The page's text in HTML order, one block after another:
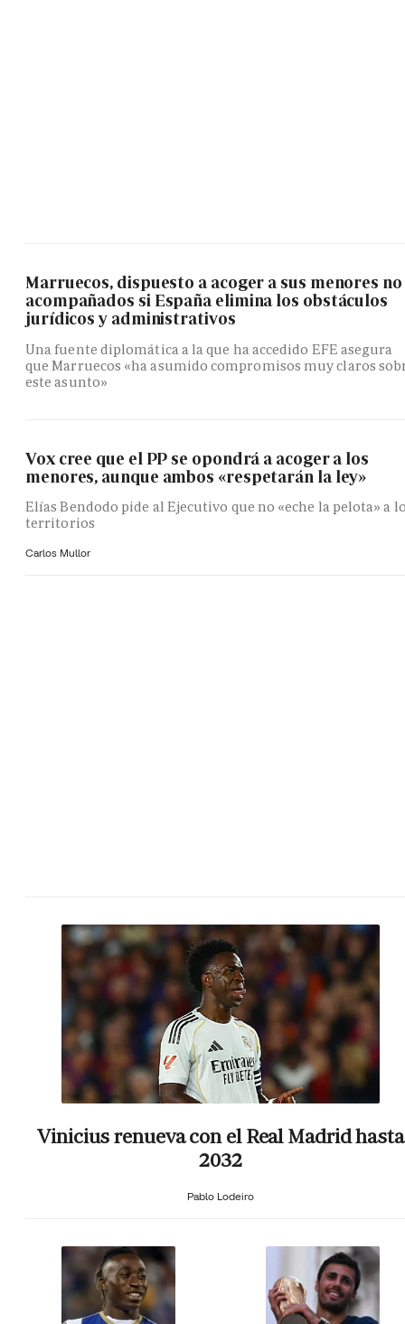
Marruecos, dispuesto a acoger a sus menores no
acompañados si España elimina los obstáculos
jurídicos y administrativos
Una fuente diplomática a la que ha accedido EFE asegura
que Marruecos «ha asumido compromisos muy claros
este asunto»
Vox cree que el PP se opondrá a acoger a los
menores, aunque ambos «respetarán la ley»
Elías Bendodo pide al Ejecutivo que no «eche la pelota» a
territorios
Carlos Mullor
Vinicius renueva con el Real Madrid hasta
2032
Pablo Lodeiro